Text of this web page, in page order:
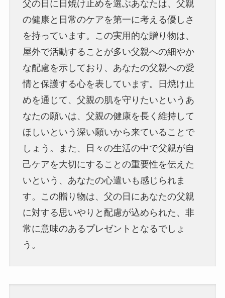
父の日に日焼け止めを選ぶあなたは、父親
の健康と日常のケアを第一に考える優しさ
を持っています。この実用的な贈り物は、
屋外で活動することが多い父親への細やか
な配慮を示しており、あなたの父親への愛
情と保護する心を表しています。日焼け止
めを通じて、父親の肌を守りたいというあ
なたの願いは、父親の健康を長く維持して
ほしいという深い願いから来ていることで
しょう。また、日々の生活の中で父親が自
己ケアを大切にすることの重要性を伝えた
いという、あなたの心遣いも感じられま
す。この贈り物は、父の日にあなたの父親
に対する思いやりと配慮が込められた、非
常に意味のあるプレゼントとなるでしょ
う。